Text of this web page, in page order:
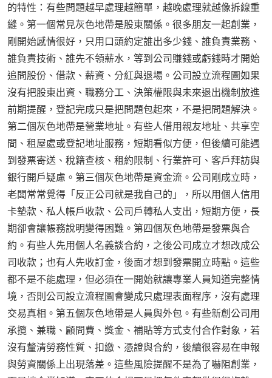
的特性：有些問題越早處理越簡單，越晚處理就越像拆線重
縫。第一個常見灰色地帶是股東關係。很多朋友一起創業，
剛開始感情很好，只用口頭約定誰出多少錢、誰負責業務、
誰負責技術、誰先不領薪水，等到公司賺錢或虧錢時才開始
追問股份、借款、薪資、分紅與退場。公司設立流程圖如果
沒有把股東出資、職務分工、決策權限與未來退出機制放進
前期提醒，登記完成只是把問題包起來，不是把問題解決。
第二個灰色地帶是營業地址。有些人借用親友地址、共享空
間、租屋處或登記地址服務，短期看似方便，但後續可能遇
到發票寄送、稅籍查核、租約限制、行業許可、客戶拜訪與
銀行開戶疑慮。第三個灰色地帶是資金流。公司剛成立時，
老闆常常覺得「反正公司就是我自己的」，所以用個人信用
卡墊款、私人帳戶收款、公司戶轉私人支出，短期方便，長
期卻會讓帳務說明變得困難。第四個灰色地帶是發票與合
約。有些人先用個人名義談合約，之後公司成立才想改成公
司收款；也有人先收訂金，後面才想到發票開立時點。這些
都不是不能處理，但必須在一開始就讓專業人員知道完整情
境，否則公司設立流程圖會變成只處理表面程序，沒有處理
交易真相。第五個灰色地帶是人員與外包。有些新創公司用
承攬、兼職、顧問費、獎金、補貼等方式支付合作對象，若
沒有釐清勞務性質、扣繳、憑證與合約，後續很容易在申報
與勞資關係上出現落差。這些風險提醒不是為了嚇阻創業，